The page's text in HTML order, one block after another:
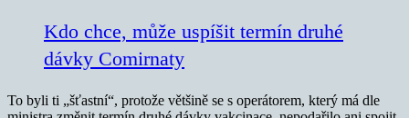
Kdo chce, může uspíšit termín druhé
dávky Comirnaty
To byli ti „šťastní“, protože většině se s operátorem, který má dle